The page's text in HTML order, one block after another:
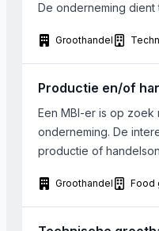
De onderneming
werkzaam.
Groothandel
Productie en/of
Een MBI-er is op
onderneming. De
productie of
kracht is het verder
organisaties. De
Euro te zijn. Het
Groothandel Food